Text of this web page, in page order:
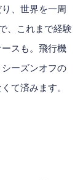
、世界を一周
、これまで経験
スも。飛行機
ーズンオフの
て済みます。